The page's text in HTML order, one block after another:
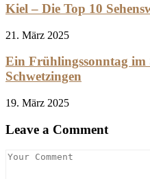
Kiel – Die Top 10
21. März 2025
Ein Frühlingssonntag im
Schwetzingen
19. März 2025
Leave a Comment